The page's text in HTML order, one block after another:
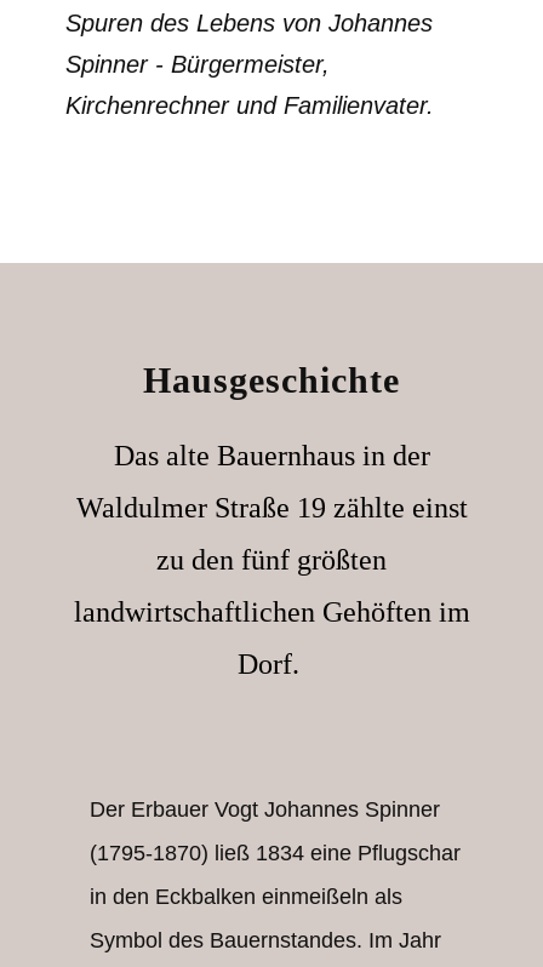
Spuren des Lebens von Johannes
Spinner - Bürgermeister,
Kirchenrechner und Familienvater.
Hausgeschichte
Das alte Bauernhaus in der
Waldulmer Straße 19 zählte einst
zu den fünf größten
landwirtschaftlichen Gehöften im
Dorf.
Der Erbauer Vogt Johannes Spinner
(1795-1870) ließ 1834 eine Pflugschar
in den Eckbalken einmeißeln als
Symbol des Bauernstandes. Im Jahr